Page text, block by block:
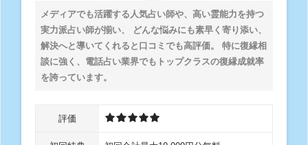
メディアでも活躍する人気占い師や、高い霊能力を持つ
実力派占い師が揃い、 どんな悩みにも素早く寄り添い、
解決へと導いてくれると口コミでも高評価。 特に復縁相
談に強く、電話占い業界でもトップクラスの復縁成就率
を誇っています。
評価